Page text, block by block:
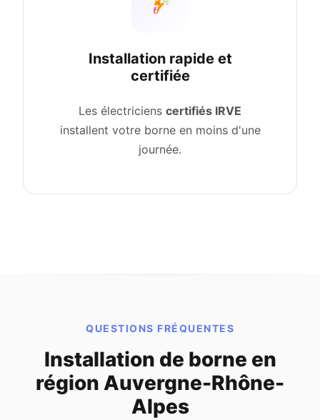
Installation rapide et
certifiée
Les électriciens certifiés IRVE
installent votre borne en moins d'une
journée.
QUESTIONS FRÉQUENTES
Installation de borne en
région Auvergne-Rhône-
Alpes